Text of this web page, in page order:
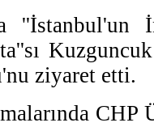
''İstanbul'un
ziyaret etti.